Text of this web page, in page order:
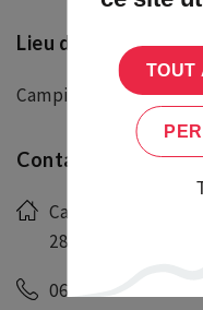
Lieu de la
Camping Herrenhaus
Contact et
Camping du
28 rue du
06 45 40 73 92
TOUT